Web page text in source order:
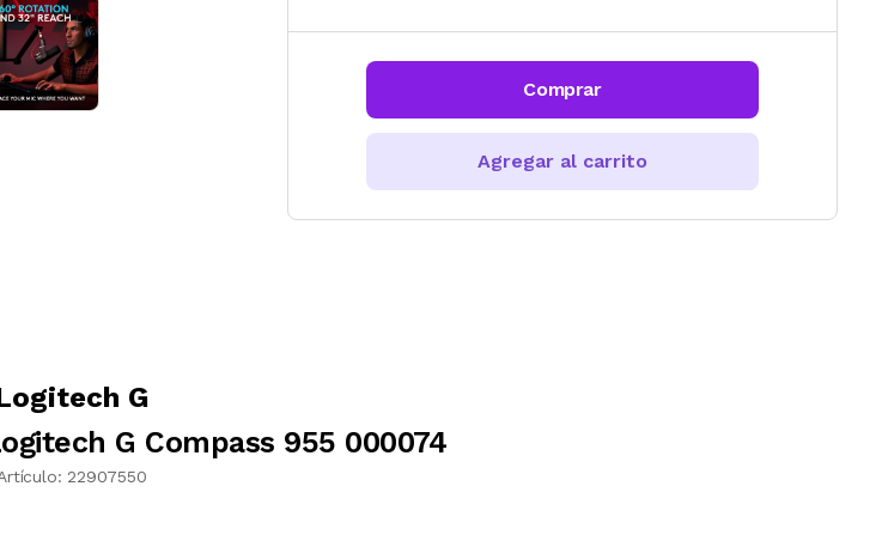
CALCULAR
Comprar
Agregar al carrito
G
G Compass 955 000074
22907550